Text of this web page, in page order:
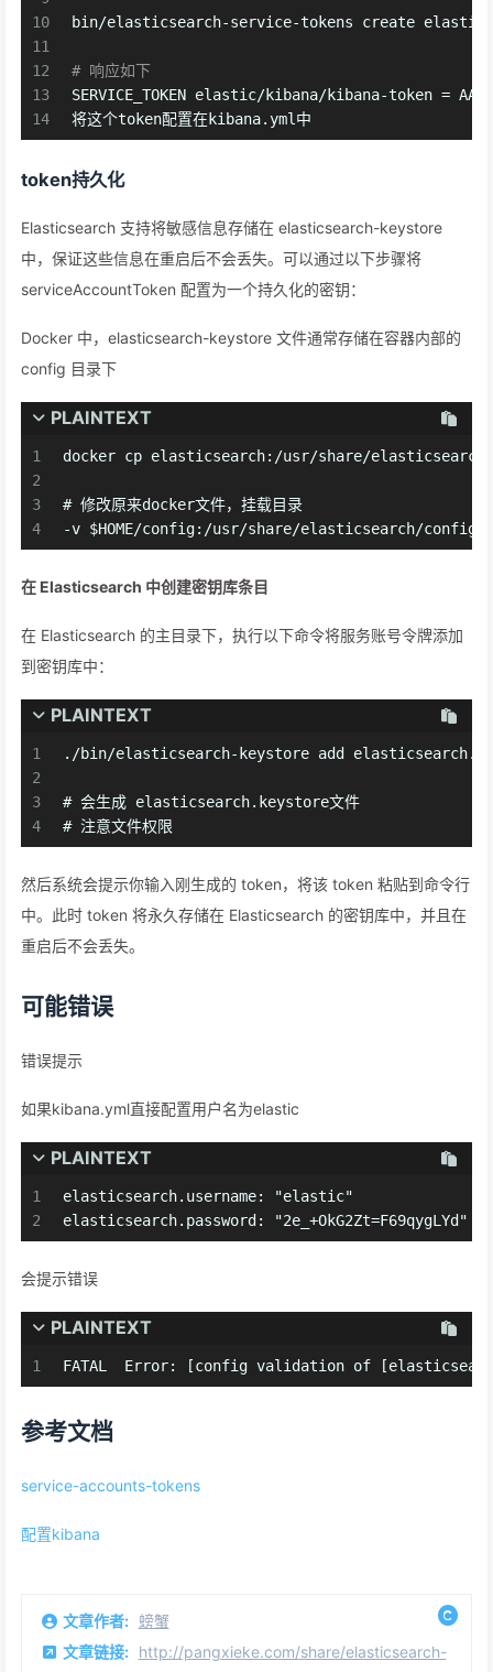
10
11
12
13
14
bin/elasticsearch-service-tokens create elastic/
# 响应如下
SERVICE_TOKEN elastic/kibana/kibana-token =
将这个token配置在kibana.yml中
token持久化
Elasticsearch 支持将敏感信息存储在 elasticsearch-keystore
中，保证这些信息在重启后不会丢失。可以通过以下步骤将
serviceAccountToken 配置为一个持久化的密钥：
Docker 中，elasticsearch-keystore 文件通常存储在容器内部的
config 目录下
PLAINTEXT
1
2
3
4
docker cp elasticsearch:/usr/share/
# 修改原来docker文件，挂载目录
-v $HOME/config:/usr/share/elasticsearch/config \
在 Elasticsearch 中创建密钥库条目
在 Elasticsearch 的主目录下，执行以下命令将服务账号令牌添加
到密钥库中：
PLAINTEXT
1
2
3
4
./bin/elasticsearch-keystore add
# 会生成 elasticsearch.keystore文件
# 注意文件权限
然后系统会提示你输入刚生成的 token，将该 token 粘贴到命令行
中。此时 token 将永久存储在 Elasticsearch 的密钥库中，并且在
重启后不会丢失。
可能错误
错误提示
如果kibana.yml直接配置用户名为elastic
PLAINTEXT
1
2
elasticsearch.username: "elastic"
elasticsearch.password: "2e_+OkG2Zt=F69qygLYd"
会提示错误
PLAINTEXT
1 FATAL  Error: [config validation of
参考文档
service-accounts-tokens
配置kibana
文章作者: 螃蟹
文章链接: http://pangxieke.com/share/elasticsearch-